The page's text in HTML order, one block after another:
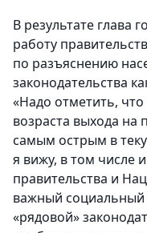
В результате глава
работу
по разъяснению
законодательства
«Надо отметить,
возраста выхода
самым острым в
я вижу, в том числе
правительства и
важный социальный
«рядовой»